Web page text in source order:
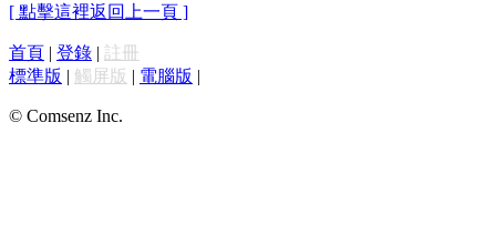
[ 點擊這裡返回上一頁 ]
首頁 | 登錄 | 註冊
標準版 | 觸屏版 | 電腦版 |
© Comsenz Inc.